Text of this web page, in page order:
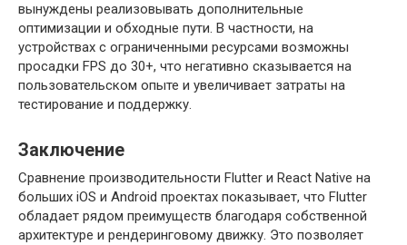
вынуждены реализовывать дополнительные
оптимизации и обходные пути. В частности, на
устройствах с ограниченными ресурсами возможны
просадки FPS до 30+, что негативно сказывается на
пользовательском опыте и увеличивает затраты на
тестирование и поддержку.
Заключение
Сравнение производительности Flutter и React Native на
больших iOS и Android проектах показывает, что Flutter
обладает рядом преимуществ благодаря собственной
архитектуре и рендеринговому движку. Это позволяет